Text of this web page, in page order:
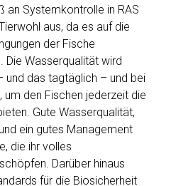
an Systemkontrolle in RAS
aus, da es auf die
der Fische
Wasserqualität wird
und das tagtäglich – und bei
den Fischen jederzeit die
Gute Wasserqualität,
ein gutes Management
die ihr volles
Darüber hinaus
für die Biosicherheit